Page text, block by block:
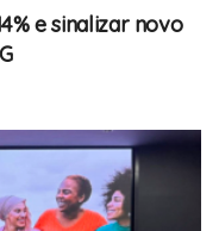
e sinalizar novo